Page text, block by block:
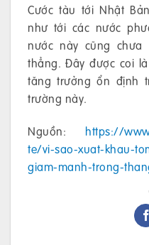
Cước tàu tới Nhật
như tới các nước
nước này cũng
thẳng. Đây được coi
tăng trưởng ổn định
trường này.
Nguồn: https://
te/vi-sao-xuat-khau-
giam-manh-trong-